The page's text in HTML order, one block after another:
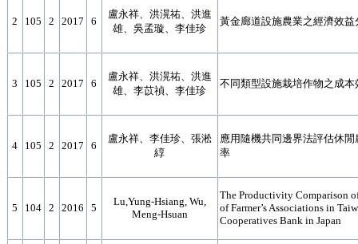
2 105 2 2017 6
盧永祥、洪滉祐、洪進
雄、吳孟璇、李佳珍
黃金廊道設施農業之經濟效益
3 105 2 2017 6
盧永祥、洪滉祐、洪進
雄、李苡禎、李佳珍
不同類型設施栽培作物之成本
4 105 2 2017 6
盧永祥、李佳珍、張淞
綧
應用隨機共同邊界法評估休
率
5 104 2 2016 5
Lu,Yung-Hsiang, Wu,
Meng-Hsuan
The Productivity Comparison
of Farmer’s Associations in
Cooperatives Bank in Japan